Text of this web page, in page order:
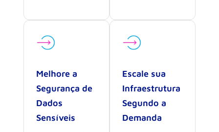
Melhore a
Segurança de
Dados
Sensíveis
Escale sua
Infraestrutura
Segundo a
Demanda